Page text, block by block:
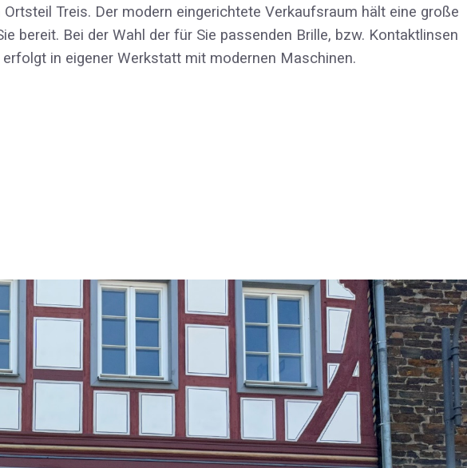
Treis. Der modern eingerichtete Verkaufsraum hält eine große
bereit. Bei der Wahl der für Sie passenden Brille, bzw. Kontaktlinsen
in eigener Werkstatt mit modernen Maschinen.